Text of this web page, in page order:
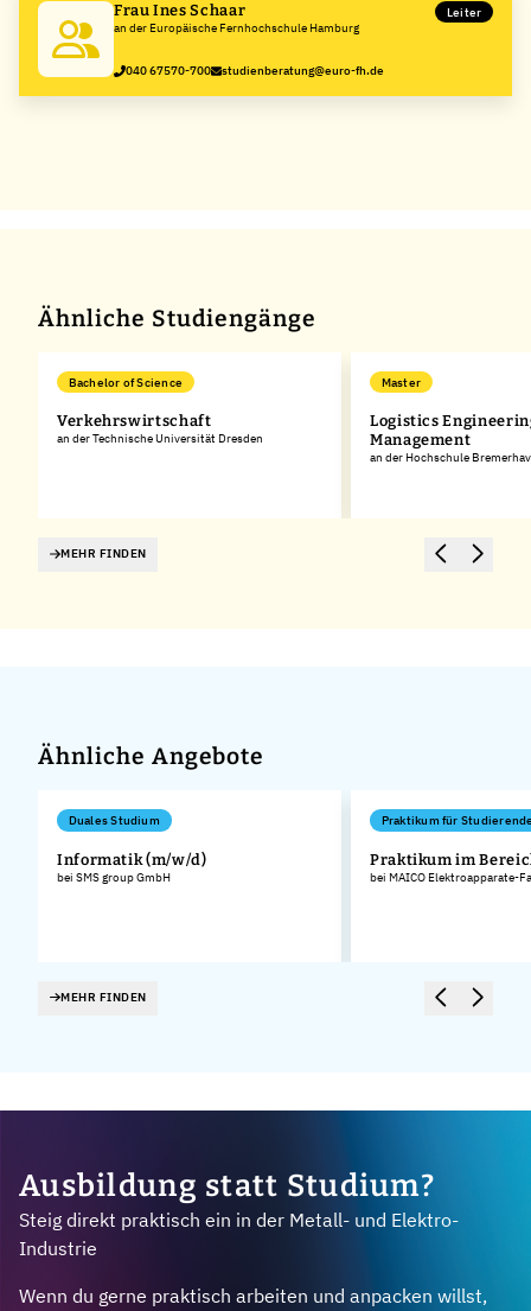
Frau Ines Schaar
an der Europäische Fernhochschule Hamburg
Leiter
040 67570-700 studienberatung@euro-fh.de
Ähnliche Studiengänge
Bachelor of Science
Verkehrswirtschaft
an der Technische Universität Dresden
Master
Logistics
Management
an der Hochschule
MEHR FINDEN
Ähnliche Angebote
Duales Studium
Informatik (m/w/d)
bei SMS group GmbH
Praktikum für
Praktikum im
bei MAICO Elektroapparate-
MEHR FINDEN
Ausbildung statt Studium?
Steig direkt praktisch ein in der Metall- und Elektro-
Industrie
Wenn du gerne praktisch arbeiten und anpacken willst,